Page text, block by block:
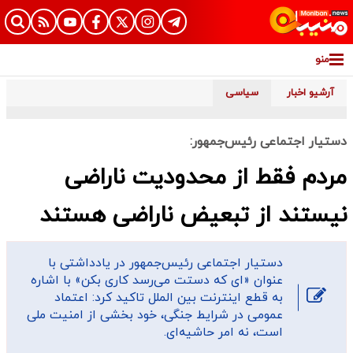
منو
آرشیو اخبار سیاسی
دستیار اجتماعی رئیس‌جمهور:
مردم فقط از محدودیت ناراضی
نیستند از تبعیض ناراضی هستند
دستیار اجتماعی رئیس‌جمهور در یادداشتی با
عنوان «ای که دستت می‌رسد کاری بکن» با اشاره
به قطع اینترنت بین الملل تاکید کرد: اعتماد
عمومی در شرایط جنگی، خود بخشی از امنیت ملی
است، نه امر حاشیه‌ای.